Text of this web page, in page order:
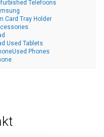
Telefoons
Card Tray Holder
Used Tablets
Phones